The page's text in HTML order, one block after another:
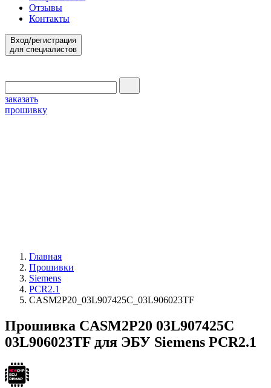
Отзывы
Контакты
Вход/регистрация
для специалистов
заказать
прошивку
Главная
Прошивки
Siemens
PCR2.1
CASM2P20_03L907425C_03L906023TF
Прошивка CASM2P20 03L907425C
03L906023TF для ЭБУ Siemens PCR2.1